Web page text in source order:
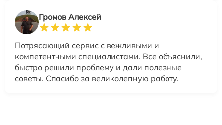
Громов Алексей
Потрясающий сервис с вежливыми и
компетентными специалистами. Все объяснили,
быстро решили проблему и дали полезные
советы. Спасибо за великолепную работу.